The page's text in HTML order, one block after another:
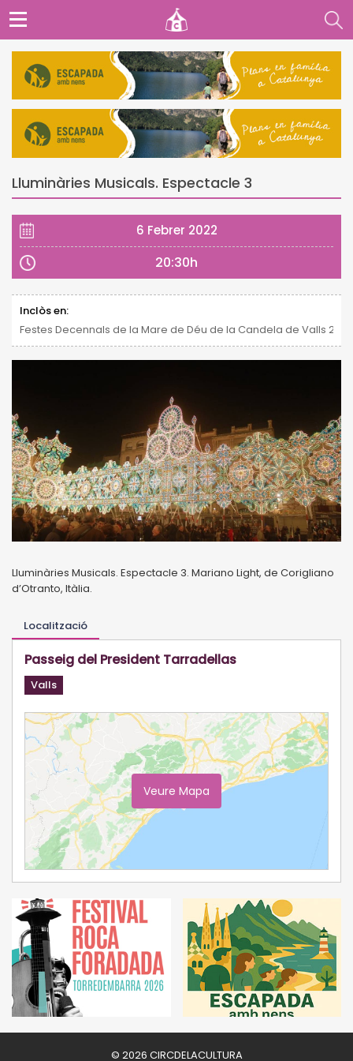
Lluminàries Musicals. Espectacle 3
6 Febrer 2022
20:30h
Inclòs en:
Festes Decennals de la Mare de Déu de la Candela de Valls 2021
Lluminàries Musicals. Espectacle 3. Mariano Light, de Corigliano
d’Otranto, Itàlia.
Localització
Passeig del President Tarradellas
Valls
Veure Mapa
© 2026 CIRCDELACULTURA